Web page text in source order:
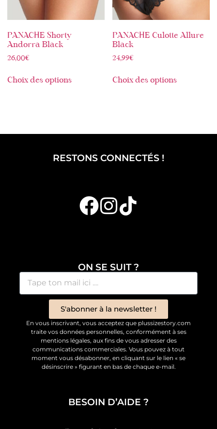
PANACHE Shorty
Andorra Black
26,00€
Choix des options
PANACHE Culotte Allure
Black
24,99€
Choix des options
RESTONS CONNECTÉS !
ON SE SUIT ?
S'abonner à la newsletter !
En vous inscrivant, vous acceptez que plussizestory.com
traite vos données personnelles, conformément à ses
mentions légales, aux fins de vous adresser des
communications commerciales. Vous pouvez à tout
moment vous désabonner, en cliquant sur le lien « se
désinscrire » figurant en bas de chaque e-mail.
BESOIN D’AIDE ?